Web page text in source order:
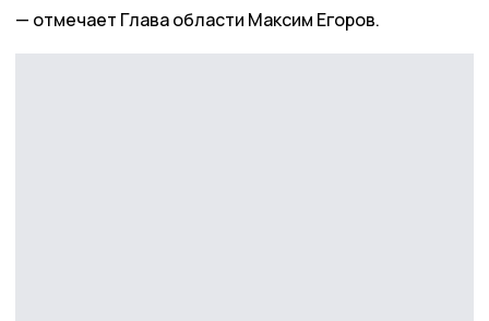
отмечает Глава области Максим Егоров.